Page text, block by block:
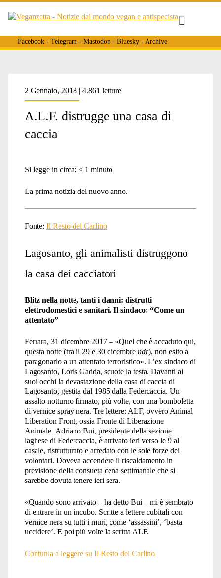
Facebook- Telegram- Mastodon- Bluesky- Archive
2 Gennaio, 2018 | 4.861 letture
A.L.F. distrugge una casa di
caccia
Si legge in circa: < 1 minuto
La prima notizia del nuovo anno.
Fonte: Il Resto del Carlino
Lagosanto, gli animalisti distruggono
la casa dei cacciatori
Blitz nella notte, tanti i danni: distrutti
elettrodomestici e sanitari. Il sindaco: “Come un
attentato”
Ferrara, 31 dicembre 2017 – «Quel che è accaduto qui,
questa notte (tra il 29 e 30 dicembre ndr), non esito a
paragonarlo a un attentato terroristico». L’ex sindaco di
Lagosanto, Loris Gadda, scuote la testa. Davanti ai
suoi occhi la devastazione della casa di caccia di
Lagosanto, gestita dal 1985 dalla Federcaccia. Un
assalto notturno firmato, più volte, con una bomboletta
di vernice spray nera. Tre lettere: ALF, ovvero Animal
Liberation Front, ossia Fronte di Liberazione
Animale. Adriano Bui, presidente della sezione
laghese di Federcaccia, è arrivato ieri verso le 9 al
casale, ristrutturato e arredato con le sole forze dei
volontari. Doveva accendere il riscaldamento in
previsione della consueta cena settimanale che si
sarebbe dovuta tenere ieri sera.
«Quando sono arrivato – ha detto Bui – mi è sembrato
di entrare in un incubo. Scritte a lettere cubitali con
vernice nera su tutti i muri, come ‘assassini’, ‘basta
uccidere’. E poi più volte la scritta ALF.
Contunia a leggere su Il Resto del Carlino